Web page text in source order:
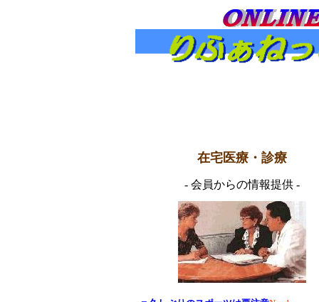
在宅医療・診療
- 会員からの情報提供 -